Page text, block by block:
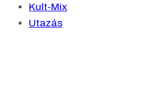
Kult-Mix
Utazás